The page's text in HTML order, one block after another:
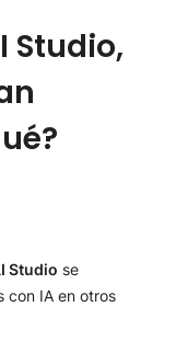
Studio,
Studio se
con IA en otros